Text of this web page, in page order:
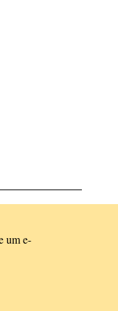
um e-